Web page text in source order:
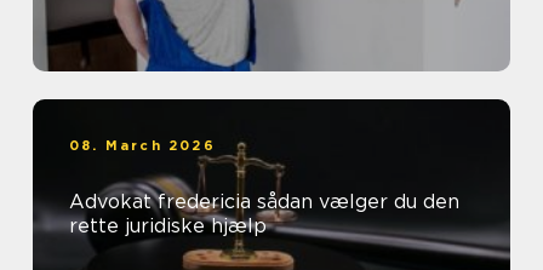
08. March 2026
Advokat fredericia sådan vælger du den
rette juridiske hjælp